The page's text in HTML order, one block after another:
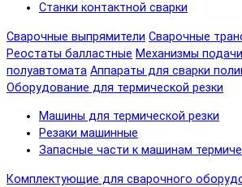
Станки контактной сварки
Сварочные выпрямители Сварочные
Реостаты балластные Механизмы
полуавтомата Аппараты для сварки
Оборудование для термической резки
Машины для термической резки
Резаки машинные
Запасные части к машинам
Комплектующие для сварочного